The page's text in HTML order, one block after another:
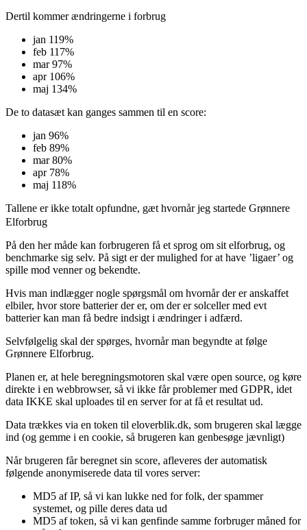
Dertil kommer ændringerne i forbrug
jan 119%
feb 117%
mar 97%
apr 106%
maj 134%
De to datasæt kan ganges sammen til en score:
jan 96%
feb 89%
mar 80%
apr 78%
maj 118%
Tallene er ikke totalt opfundne, gæt hvornår jeg startede Grønnere
Elforbrug
På den her måde kan forbrugeren få et sprog om sit elforbrug, og
benchmarke sig selv. På sigt er der mulighed for at have ’ligaer’ og
spille mod venner og bekendte.
Hvis man indlægger nogle spørgsmål om hvornår der er anskaffet
elbiler, hvor store batterier der er, om der er solceller med evt
batterier kan man få bedre indsigt i ændringer i adfærd.
Selvfølgelig skal der spørges, hvornår man begyndte at følge
Grønnere Elforbrug.
Planen er, at hele beregningsmotoren skal være open source, og køre
direkte i en webbrowser, så vi ikke får problemer med GDPR, idet
data IKKE skal uploades til en server for at få et resultat ud.
Data trækkes via en token til eloverblik.dk, som brugeren skal lægge
ind (og gemme i en cookie, så brugeren kan genbesøge jævnligt)
Når brugeren får beregnet sin score, afleveres der automatisk
følgende anonymiserede data til vores server:
MD5 af IP, så vi kan lukke ned for folk, der spammer
systemet, og pille deres data ud
MD5 af token, så vi kan genfinde samme forbruger måned for